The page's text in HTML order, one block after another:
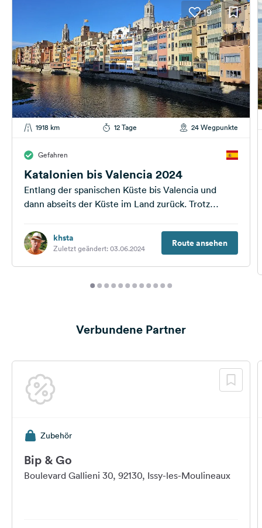
19
1918 km 12 Tage 24 Wegpunkte
Gefahren
Katalonien bis Valencia 2024
Entlang der spanischen Küste bis Valencia und
dann abseits der Küste im Land zurück. Trotz
khsta
Zuletzt geändert: 03.06.2024 Route ansehen
Verbundene Partner
Zubehör
Bip & Go
Boulevard Gallieni 30, 92130, Issy-les-Moulineaux